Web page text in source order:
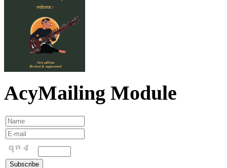
AcyMailing Module